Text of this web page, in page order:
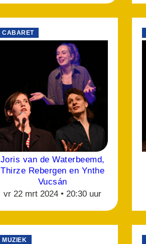
CABARET
Joris van de Waterbeemd,
Thirze Rebergen en Ynthe
Vucsán
vr 22 mrt 2024 •20:30 uur
MUZIEK